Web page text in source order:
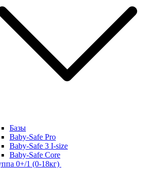
Базы
Baby-Safe Pro
Baby-Safe 3 I-size
Baby-Safe Core
0+/1 (0-18кг)